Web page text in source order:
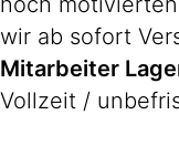
wir ab sofort
Mitarbeiter
Vollzeit /